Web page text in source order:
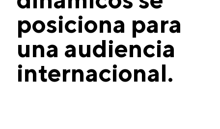
posiciona para
una audiencia
internacional.